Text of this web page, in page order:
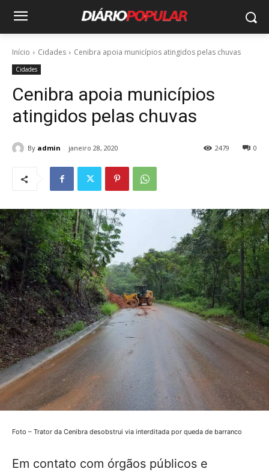
Início Cidades Cenibra apoia municípios atingidos pelas chuvas
Cidades
Cenibra apoia municípios
atingidos pelas chuvas
By admin janeiro 28, 2020 0
2479
Foto – Trator da Cenibra desobstrui via interditada por queda de barranco
Em contato com órgãos públicos e